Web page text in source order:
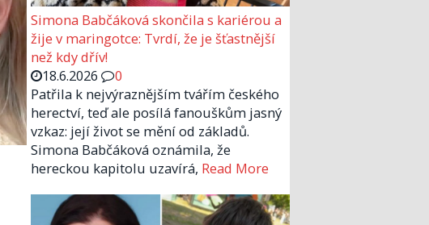
Simona Babčáková skončila s kariérou a
žije v maringotce: Tvrdí, že je šťastnější
než kdy dřív!
18.6.2026
0
Patřila k nejvýraznějším tvářím českého
herectví, teď ale posílá fanouškům jasný
vzkaz: její život se mění od základů.
Simona Babčáková oznámila, že
hereckou kapitolu uzavírá, Read More